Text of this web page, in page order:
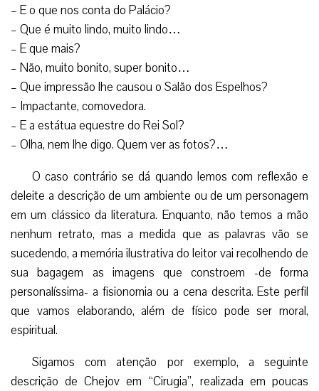
– E o que nos conta do Palácio?
– Que é muito lindo, muito lindo…
– E que mais?
– Não, muito bonito, super bonito…
– Que impressão lhe causou o Salão dos Espelhos?
– Impactante, comovedora.
– E a estátua equestre do Rei Sol?
– Olha, nem lhe digo. Quem ver as fotos?…
O caso contrário se dá quando lemos com reflexão e
deleite a descrição de um ambiente ou de um personagem
em um clássico da literatura. Enquanto, não temos a mão
nenhum retrato, mas a medida que as palavras vão se
sucedendo, a memória ilustrativa do leitor vai recolhendo de
sua bagagem as imagens que constroem -de forma
personalíssima- a fisionomia ou a cena descrita. Este perfil
que vamos elaborando, além de físico pode ser moral,
espiritual.
Sigamos com atenção por exemplo, a seguinte
descrição de Chejov em “Cirugia”, realizada em poucas